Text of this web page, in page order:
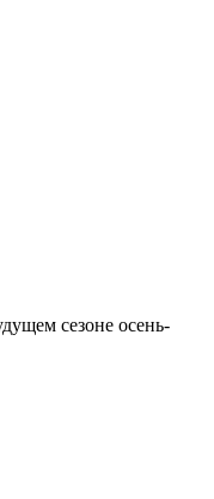
сезоне осень-